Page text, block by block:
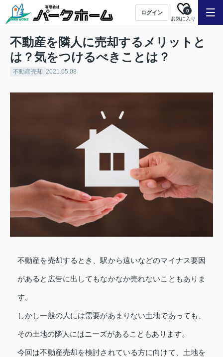
ログイン
お気に入り
0
不動産を隣人に売却するメリットと
は？気をつけるべきことは？
不動産売却 2021.05.08
不動産を売却するとき、駅から遠いなどのマイナス要因
があると広告に出してもなかなか売れないこともありま
す。
しかし一般の人には需要があまりない土地であっても、
その土地の隣人にはニーズがあることもあります。
今回は不動産売却を検討されている方に向けて、土地を